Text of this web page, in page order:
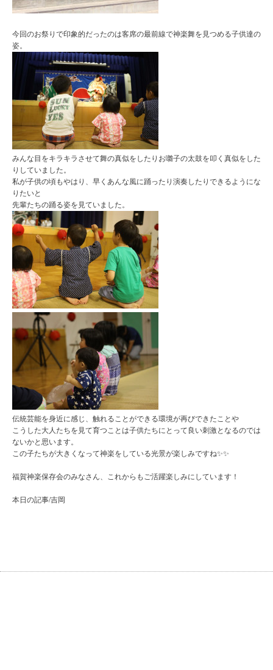
今回のお祭りで印象的だったのは客席の最前線で神楽舞を見つめる子供達の
姿。
みんな目をキラキラさせて舞の真似をしたりお囃子の太鼓を叩く真似をした
りしていました。
私が子供の頃もやはり、早くあんな風に踊ったり演奏したりできるようにな
りたいと
先輩たちの踊る姿を見ていました。
伝統芸能を身近に感じ、触れることができる環境が再びできたことや
こうした大人たちを見て育つことは子供たちにとって良い刺激となるのでは
ないかと思います。
この子たちが大きくなって神楽をしている光景が楽しみですね✨✨
福賀神楽保存会のみなさん、これからもご活躍楽しみにしています！
本日の記事/吉岡